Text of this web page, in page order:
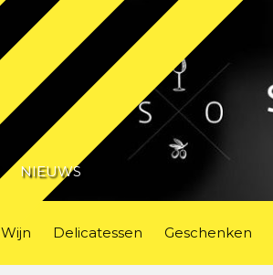
NIEUWS
Wijn Delicatessen Geschenken